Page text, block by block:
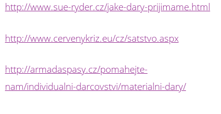
http://www.sue-ryder.cz/jake-dary-prijimame.html
http://www.cervenykriz.eu/cz/satstvo.aspx
http://armadaspasy.cz/pomahejte-
nam/individualni-darcovstvi/materialni-dary/